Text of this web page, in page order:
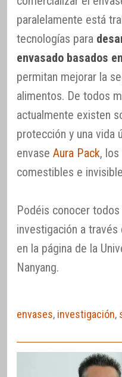
paralelamente está
tecnologías para
envasado basados
permitan mejorar la
alimentos. De todos
actualmente existen
protección y una vida
envase Aura Pack,
comestibles e
Podéis conocer
investigación a través
en la página de la
Nanyang.
envases, investigación,